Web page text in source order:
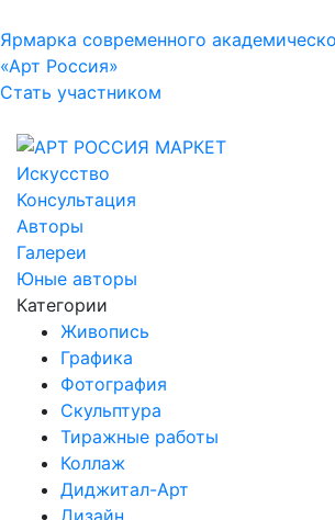
Ярмарка современного
«Арт Россия»
Стать участником
Искусство
Консультация
Авторы
Галереи
Юные авторы
Категории
Живопись
Графика
Фотография
Скульптура
Тиражные работы
Коллаж
Диджитал-Арт
Дизайн